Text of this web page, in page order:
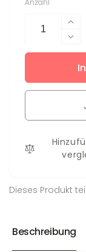
Anzahl
die
für
die
für
Dieses Produkt
Beschreibung